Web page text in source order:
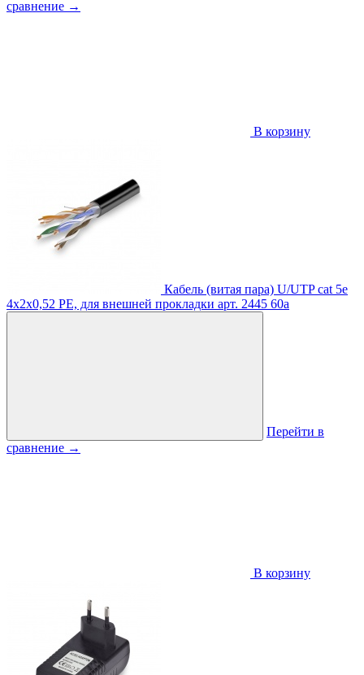
сравнение →
В корзину
Кабель (витая пара) U/UTP cat 5e
4х2х0,52 PE, для внешней прокладки арт. 2445 60a
Перейти в
сравнение →
В корзину